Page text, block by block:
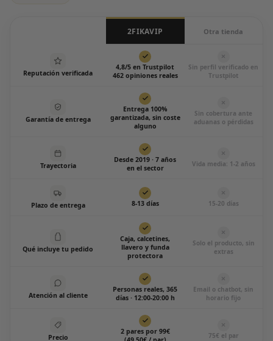
2FIKAVIP Otra tienda
Reputación verificada
4,8/5 en Trustpilot
462 opiniones reales
Sin perfil verificado en
Trustpilot
Garantía de entrega
Entrega 100%
garantizada, sin coste
alguno
Sin cobertura ante
aduanas o pérdidas
Trayectoria
Desde 2019 · 7 años
en el sector
Vida media: 1-2 años
Plazo de entrega 8-13 días 15-20 días
Qué incluye tu pedido
Caja, calcetines,
llavero y funda
protectora
Solo el producto, sin
extras
Atención al cliente
Personas reales, 365
días · 12:00-20:00 h
Email o chatbot, sin
horario fijo
Precio
2 pares por 99€
75€ el par